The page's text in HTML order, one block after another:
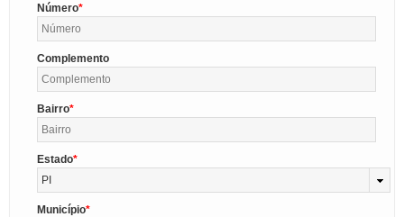
Número
Complemento
Bairro
Estado
PI
Município